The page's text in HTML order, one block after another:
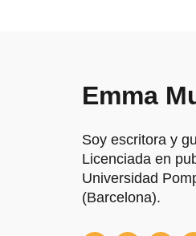
Emma
Soy escritora y
Licenciada en
Universidad
(Barcelona).